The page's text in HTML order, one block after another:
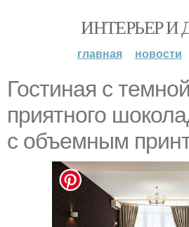
ИНТЕРЬЕР И
главная новости
Гостиная с
приятного
с объемным